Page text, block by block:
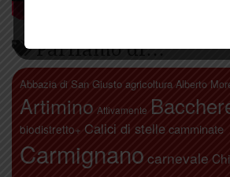
Parliamo di…
Abbazia di San Giusto agricoltura Alberto
Artimino Attivamente
biodistretto+ Calici di stelle camminate
Carmignano carnevale